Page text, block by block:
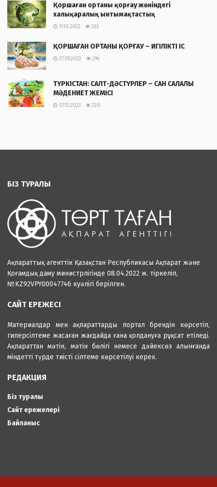
Қоршаған ортаны қорғау жөніндегі
халықаралық ынтымақтастық
11.10.2022 333
ҚОРШАҒАН ОРТАНЫ ҚОРҒАУ – ИГІЛІКТІ ІС
27.09.2022 294
ТҮРКІСТАН: САЛТ-ДӘСТҮРЛЕР – САН САЛАЛЫ
МӘДЕНИЕТ ЖЕМІСІ
07.12.2023 220
БІЗ ТУРАЛЫ
Ақпараттық агенттік Қазақстан Республикасы Ақпарат және
Қоғамдық даму министрлігінде 08.04.2022 ж. тіркеліп,
№KZ92VPY00047746 куәлігі берілген.
САЙТ ЕРЕЖЕСІ
Материалдар мен ақпараттарды портал брендін көрсетіп,
гиперсілтеме жасаған жағдайда ғана қолдануға рұқсат етіледі.
Ақпараттан мәтін, мәтін бөлігі немесе дәйексөз алынғанда
міндетті түрде тиісті сілтеме көрсетілуі керек.
РЕДАКЦИЯ
Біз туралы
Сайт ережелері
Байланыс